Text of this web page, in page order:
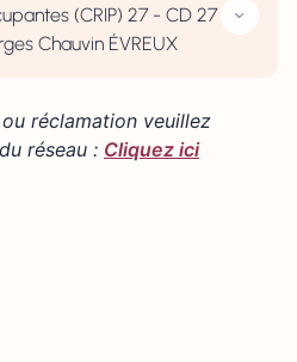
(CRIP) 27 - CD 27
Chauvin ÉVREUX
réclamation veuillez
réseau : Cliquez ici